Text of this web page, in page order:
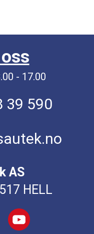
- 17.00
39 590
AS
HELL